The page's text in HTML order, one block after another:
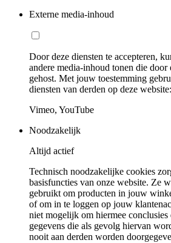
Externe media-inhoud
Door deze diensten te accepteren,
andere media-inhoud tonen die
gehost. Met jouw toestemming
diensten van derden op deze website:
Vimeo, YouTube
Noodzakelijk
Altijd actief
Technisch noodzakelijke cookies
basisfuncties van onze website. Ze
gebruikt om producten in jouw
of om in te loggen op jouw
niet mogelijk om hiermee
gegevens die als gevolg hiervan
nooit aan derden worden